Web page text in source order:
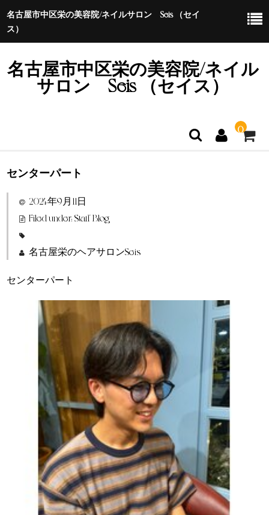
名古屋市中区栄の美容院/ネイルサロン Seis （セイ
ス）
名古屋市中区栄の美容院/ネイル
サロン Seis （セイス）
0
ホーム
特定商取引法に基づく表示
センターパート
2024年9月11日
Filed under:Staff Blog
名古屋栄のヘアサロンSeis
センターパート